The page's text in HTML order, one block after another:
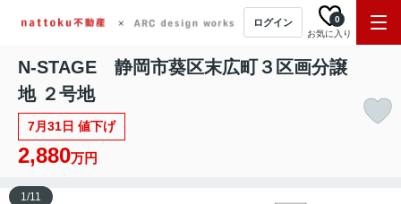
ログイン
お気に入り
0
N-STAGE 静岡市葵区末広町３区画分譲
地 ２号地
7月31日 値下げ
2,880万円
1/11